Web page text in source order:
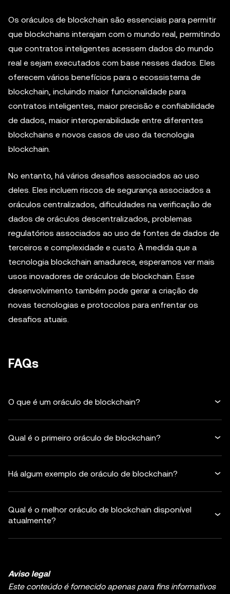
Os oráculos de blockchain são essenciais para permitir
que blockchains interajam com o mundo real, permitindo
que contratos inteligentes acessem dados do mundo
real e sejam executados com base nesses dados. Eles
oferecem vários benefícios para o ecossistema de
blockchain, incluindo maior funcionalidade para
contratos inteligentes, maior precisão e confiabilidade
de dados, maior interoperabilidade entre diferentes
blockchains e novos casos de uso da tecnologia
blockchain.
No entanto, há vários desafios associados ao uso
deles. Eles incluem riscos de segurança associados a
oráculos centralizados, dificuldades na verificação de
dados de oráculos descentralizados, problemas
regulatórios associados ao uso de fontes de dados de
terceiros e complexidade e custo. À medida que a
tecnologia blockchain amadurece, esperamos ver mais
usos inovadores de oráculos de blockchain. Esse
desenvolvimento também pode gerar a criação de
novas tecnologias e protocolos para enfrentar os
desafios atuais.
FAQs
O que é um oráculo de blockchain?
Qual é o primeiro oráculo de blockchain?
Há algum exemplo de oráculo de blockchain?
Qual é o melhor oráculo de blockchain disponível
atualmente?
Aviso legal
Este conteúdo é fornecido apenas para fins informativos